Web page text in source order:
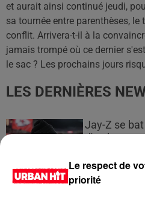
et aurait ainsi continué jeudi,
sa tournée entre parenthèses, le
conflit. Arrivera-t-il à la
jamais trompé où ce dernier
le sac ? Les prochains jours
LES DERNIÈRES
Jay-Z se
d'un
Le respect de
priorité